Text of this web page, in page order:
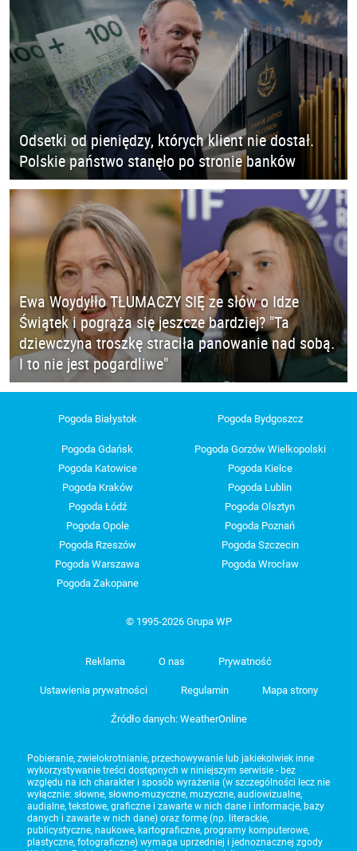
Odsetki od pieniędzy, których klient nie dostał.
Polskie państwo stanęło po stronie banków
Ewa Woydyłło TŁUMACZY SIĘ ze słów o Idze
Świątek i pogrąża się jeszcze bardziej? "Ta
dziewczyna troszkę straciła panowanie nad sobą.
I to nie jest pogardliwe"
Pogoda Białystok Pogoda Bydgoszcz
Pogoda Gdańsk
Pogoda Gorzów Wielkopolski
Pogoda Katowice
Pogoda Kielce
Pogoda Kraków
Pogoda Lublin
Pogoda Łódź
Pogoda Olsztyn
Pogoda Opole
Pogoda Poznań
Pogoda Rzeszów
Pogoda Szczecin
Pogoda Warszawa
Pogoda Wrocław
Pogoda Zakopane
© 1995-2026 Grupa WP
Reklama O nas Prywatność
Ustawienia prywatności Regulamin Mapa strony
Źródło danych: WeatherOnline
Pobieranie, zwielokrotnianie, przechowywanie lub jakiekolwiek inne
wykorzystywanie treści dostępnych w niniejszym serwisie - bez
względu na ich charakter i sposób wyrażenia (w szczególności lecz nie
wyłącznie: słowne, słowno-muzyczne, muzyczne, audiowizualne,
audialne, tekstowe, graficzne i zawarte w nich dane i informacje, bazy
danych i zawarte w nich dane) oraz formę (np. literackie,
publicystyczne, naukowe, kartograficzne, programy komputerowe,
plastyczne, fotograficzne) wymaga uprzedniej i jednoznacznej zgody